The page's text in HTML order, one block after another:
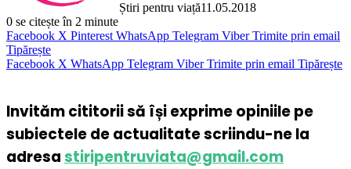
Știri pentru viață11.05.2018
0 se citește în 2 minute
Facebook X Pinterest WhatsApp Telegram Viber Trimite prin email
Tipărește
Facebook X WhatsApp Telegram Viber Trimite prin email Tipărește
Invităm cititorii să își exprime opiniile pe
subiectele de actualitate scriindu-ne la
adresastiripentruviata@gmail.com